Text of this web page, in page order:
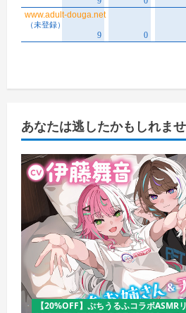
あなたは逃したかもしれま
【20%OFF】ぷちうるふコラボASMR